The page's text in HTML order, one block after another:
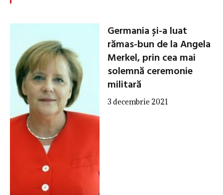
Germania și-a luat
rămas-bun de la Angela
Merkel, prin cea mai
solemnă ceremonie
militară
3 decembrie 2021